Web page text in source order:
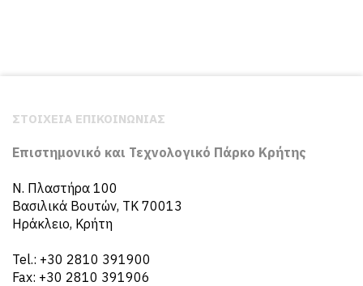
ΣΤΟΙΧΕΙΑ ΕΠΙΚΟΙΝΩΝΙΑΣ
Επιστημονικό και Τεχνολογικό Πάρκο Κρήτης
N. Πλαστήρα 100
Βασιλικά Βουτών, ΤΚ 70013
Ηράκλειο, Κρήτη
Tel.: +30 2810 391900
Fax: +30 2810 391906